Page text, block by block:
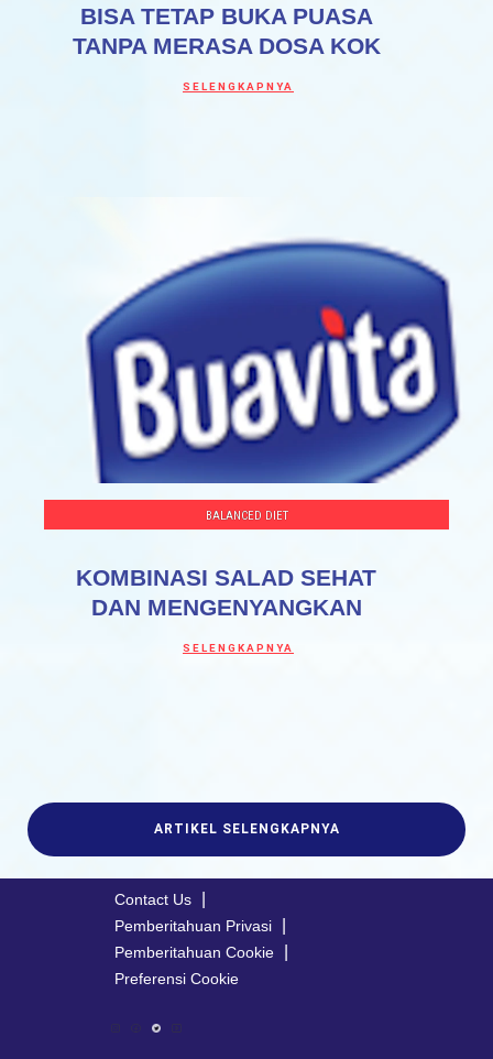
BISA TETAP BUKA PUASA
TANPA MERASA DOSA KOK
SELENGKAPNYA
BALANCED DIET
KOMBINASI SALAD SEHAT
DAN MENGENYANGKAN
SELENGKAPNYA
ARTIKEL SELENGKAPNYA
Contact Us
Pemberitahuan Privasi
Pemberitahuan Cookie
Preferensi Cookie